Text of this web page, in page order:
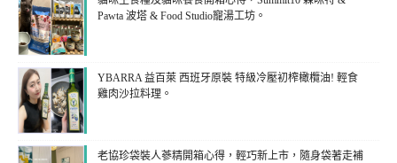
Pawta 波塔 & Food Studio寵湯工坊。
YBARRA 益百萊 西班牙原裝 特級冷壓初榨橄欖油! 輕食
雞肉沙拉料理。
老協珍袋裝人蔘精開箱心得，輕巧新上市，隨身袋著走補